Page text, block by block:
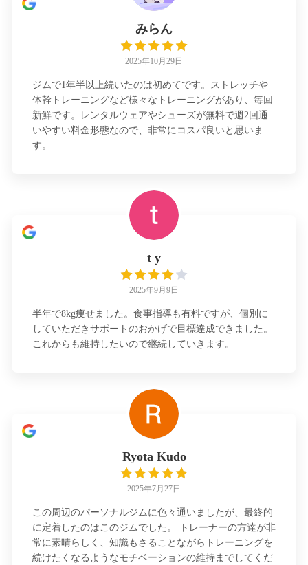
みらん
2025年10月29日
ジムで1年半以上続いたのは初めてです。ストレッチや
体幹トレーニングなど様々なトレーニングがあり、毎回
新鮮です。レンタルウェアやシューズが無料で週2回通
いやすい料金形態なので、非常にコスパ良いと思いま
す。
t y
2025年9月9日
半年で8kg痩せました。食事指導も有料ですが、個別に
していただきサポートのおかげで目標達成できました。
これからも維持したいので継続していきます。
Ryota Kudo
2025年7月27日
この周辺のパーソナルジムに色々通いましたが、最終的
に定着したのはこのジムでした。 トレーナーの方達が非
常に素晴らしく、知識もさることながらトレーニングを
続けたくなるようなモチベーションの維持までしてくだ